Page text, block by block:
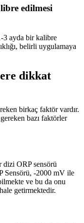
edilmesi
3 ayda bir kalibre
belirli uygulamaya
dikkat
birkaç faktör vardır.
bazı faktörler
dizi ORP sensörü
Sensörü, -2000 mV ile
ve bu da onu
getirmektedir.